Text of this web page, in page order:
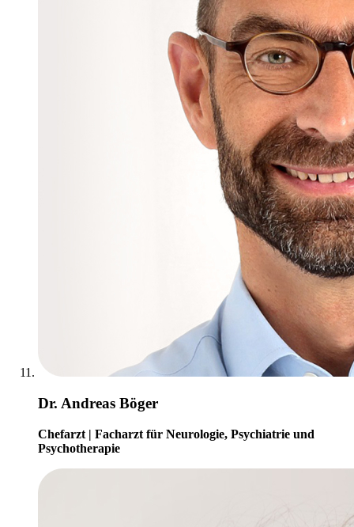
Dr. Andreas Böger
Chefarzt | Facharzt für Neurologie, Psychiatrie und
Psychotherapie